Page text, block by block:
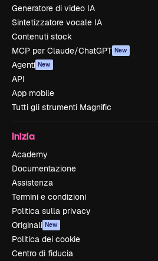
Generatore di video IA
Sintetizzatore vocale IA
Contenuti stock
MCP per Claude/ChatGPT New
Agenti New
API
App mobile
Tutti gli strumenti Magnific
Inizia
Academy
Documentazione
Assistenza
Termini e condizioni
Politica sulla privacy
Originali New
Politica dei cookie
Centro di fiducia